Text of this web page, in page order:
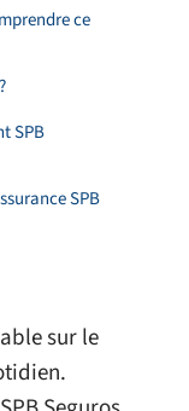
ce
SPB
SPB
sur le